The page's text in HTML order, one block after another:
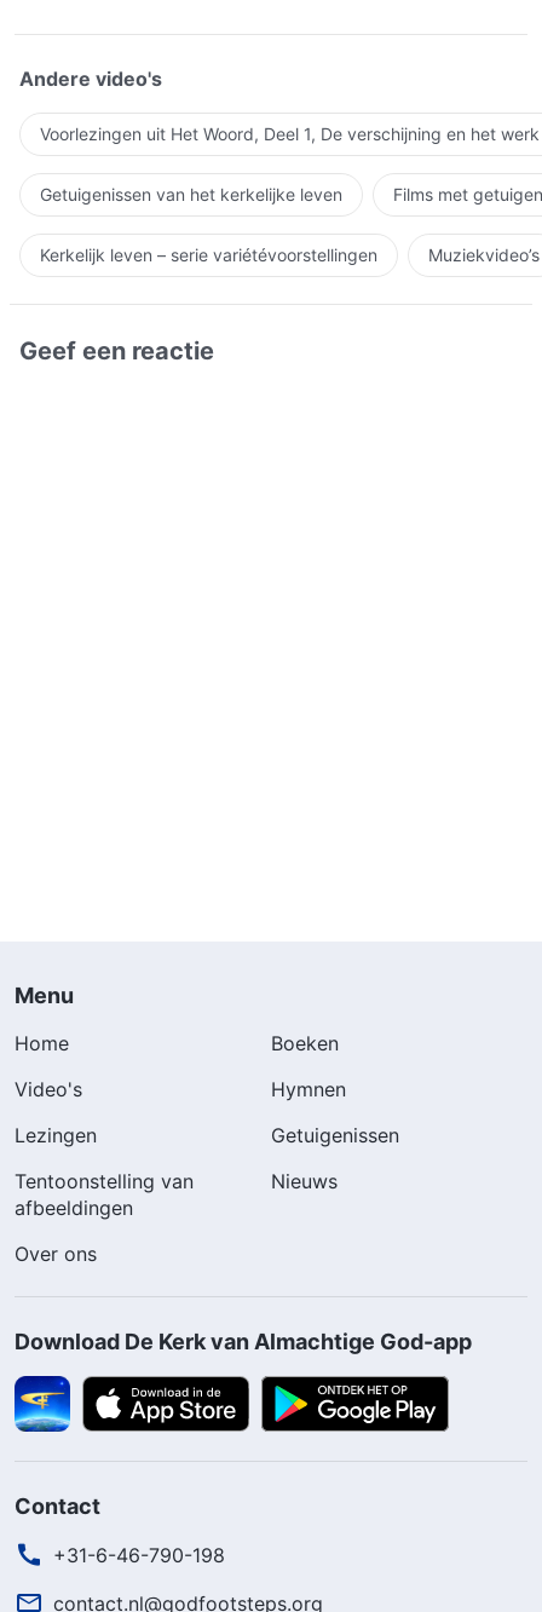
Andere video's
Voorlezingen uit Het Woord, Deel 1, De verschijning en het
Getuigenissen van het kerkelijke leven Films met
Kerkelijk leven – serie variétévoorstellingen Muziekvideo’s
Geef een reactie
Menu
Home
Boeken
Video's
Hymnen
Lezingen
Getuigenissen
Tentoonstelling van
afbeeldingen
Nieuws
Over ons
Download De Kerk van Almachtige God-app
Contact
+31-6-46-790-198
contact.nl@godfootsteps.org